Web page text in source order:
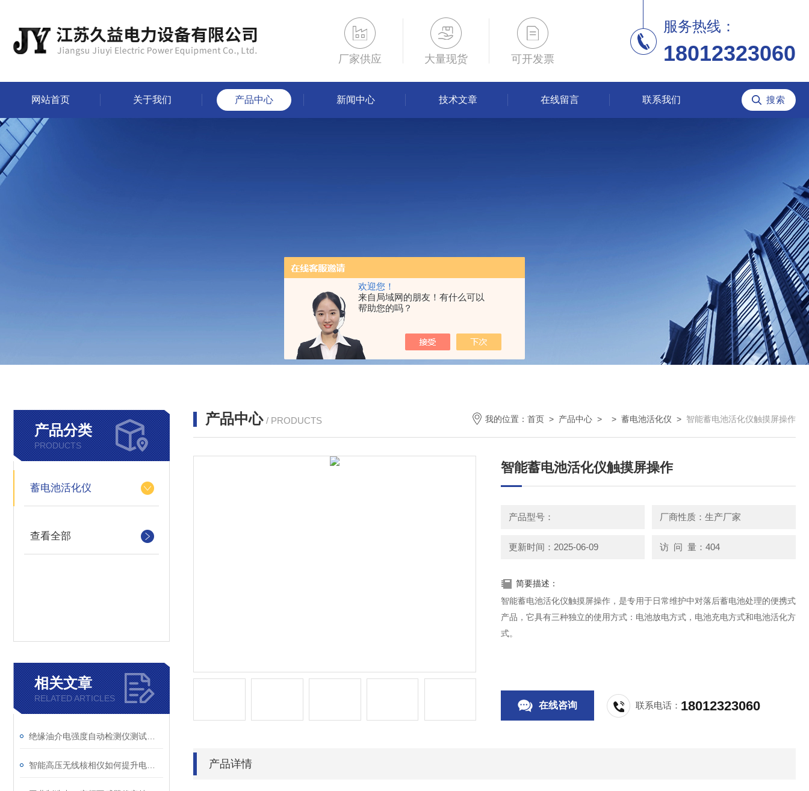
欢迎您！
来自局域网的朋友！有什么可以
帮助您的吗？
厂家供应 大量现货 可开发票
服务热线：
18012323060
网站首页 关于我们 产品中心 新闻中心 技术文章 在线留言 联系我们
产品分类
PRODUCTS
蓄电池活化仪
查看全部
相关文章
RELATED ARTICLES
产品中心 / PRODUCTS 我的位置： 首页 > 产品中心 > > 蓄电池活化仪 > 智能蓄电池活化仪触摸屏操作
智能蓄电池活化仪触摸屏操作
产品型号： 厂商性质：生产厂家
更新时间：2025-06-09 访 问 量：404
简要描述：
智能蓄电池活化仪触摸屏操作，是专用于日常维护中对落后蓄电池处理的便携式
产品，它具有三种独立的使用方式：电池放电方式，电池充电方式和电池活化方
式。
在线咨询 联系电话： 18012323060
产品详情